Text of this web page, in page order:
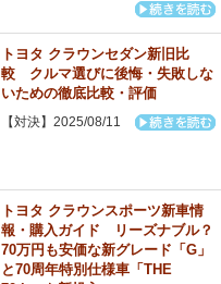
トヨタ クラウンセダン新旧比
較 クルマ選びに後悔・失敗しな
いための徹底比較・評価
【対決】2025/08/11
トヨタ クラウンスポーツ新車情
報・購入ガイド リーズナブル？
70万円も安価な新グレード「G」
と70周年特別仕様車「THE